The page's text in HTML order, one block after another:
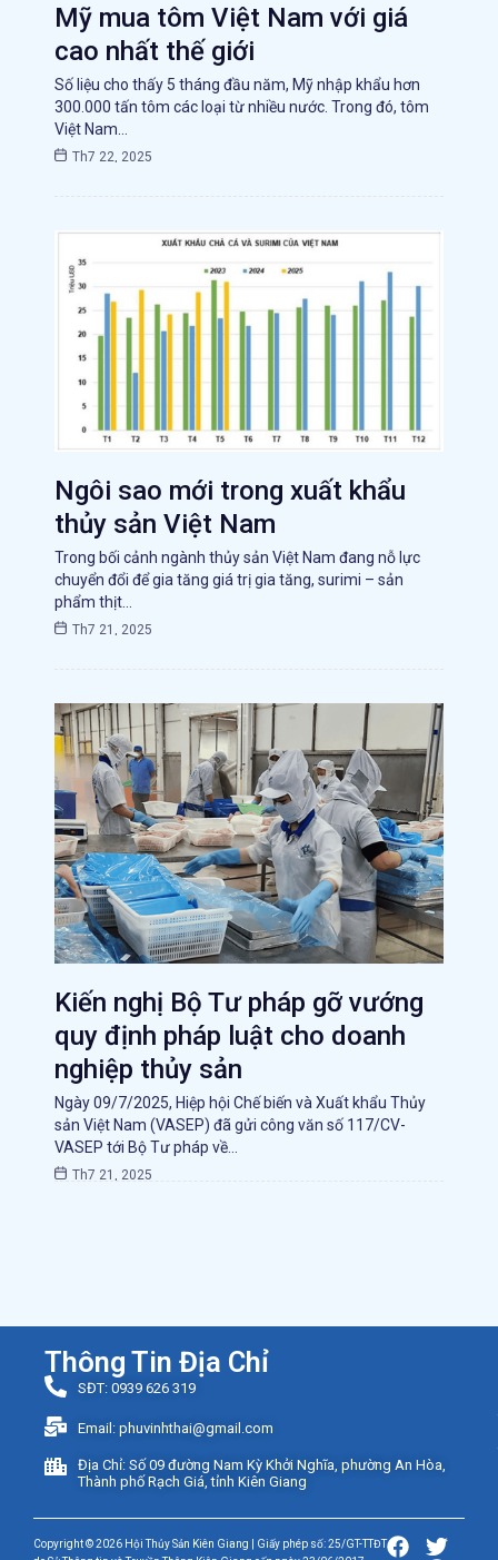
Mỹ mua tôm Việt Nam với giá
cao nhất thế giới
Số liệu cho thấy 5 tháng đầu năm, Mỹ nhập khẩu hơn
300.000 tấn tôm các loại từ nhiều nước. Trong đó, tôm
Việt Nam…
Th7 22, 2025
Ngôi sao mới trong xuất khẩu
thủy sản Việt Nam
Trong bối cảnh ngành thủy sản Việt Nam đang nỗ lực
chuyển đổi để gia tăng giá trị gia tăng, surimi – sản
phẩm thịt…
Th7 21, 2025
Kiến nghị Bộ Tư pháp gỡ vướng
quy định pháp luật cho doanh
nghiệp thủy sản
Ngày 09/7/2025, Hiệp hội Chế biến và Xuất khẩu Thủy
sản Việt Nam (VASEP) đã gửi công văn số 117/CV-
VASEP tới Bộ Tư pháp về…
Th7 21, 2025
Thông Tin Địa Chỉ
SĐT: 0939 626 319
Email: phuvinhthai@gmail.com
Địa Chỉ: Số 09 đường Nam Kỳ Khởi Nghĩa, phường An Hòa,
Thành phố Rạch Giá, tỉnh Kiên Giang
Copyright © 2026 Hội Thủy Sản Kiên Giang | Giấy phép số: 25/GT-TTĐT